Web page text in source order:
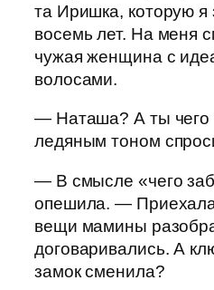
та Иришка, которую я
восемь лет. На меня
чужая женщина с
волосами.
— Наташа? А ты чего
ледяным тоном
— В смысле «чего
опешила. —
вещи мамины
договаривались. А
замок сменила?